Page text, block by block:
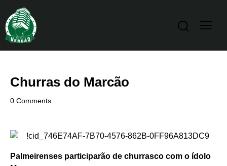
Churras do Marcão
0 Comments
Palmeirenses participarão de churrasco com o ídolo